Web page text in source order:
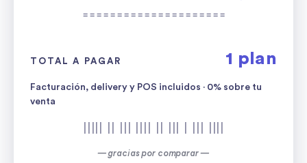
= = = = = = = = = = = = = = = = = = = = =
TOTAL A PAGAR 1 plan
Facturación, delivery y POS incluidos · 0% sobre tu
venta
— gracias por comparar —